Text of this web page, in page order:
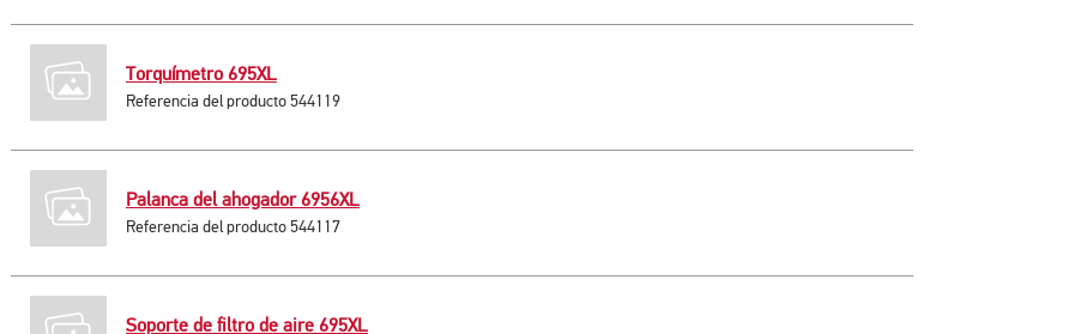
Torquímetro 695XL
Referencia del producto 544119
Palanca del ahogador 6956XL
Referencia del producto 544117
Soporte de filtro de aire 695XL